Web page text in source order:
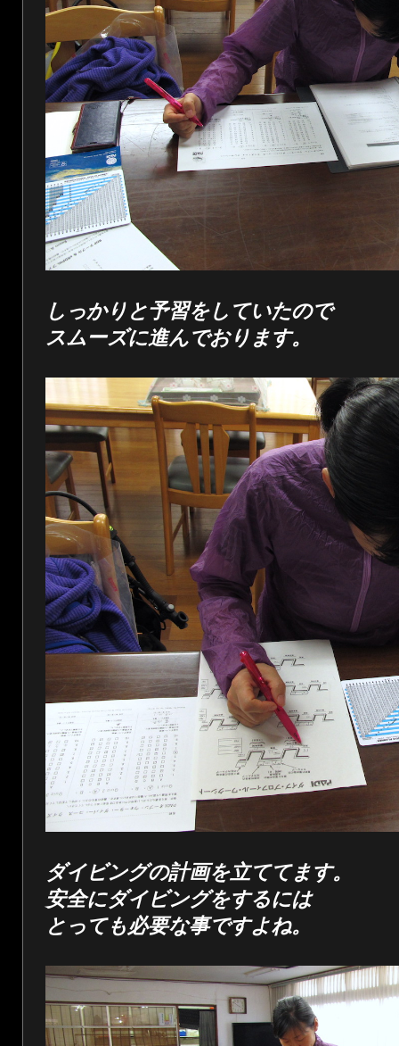
しっかりと予習をしていたので
スムーズに進んでおります。
ダイビングの計画を立ててます。
安全にダイビングをするには
とっても必要な事ですよね。